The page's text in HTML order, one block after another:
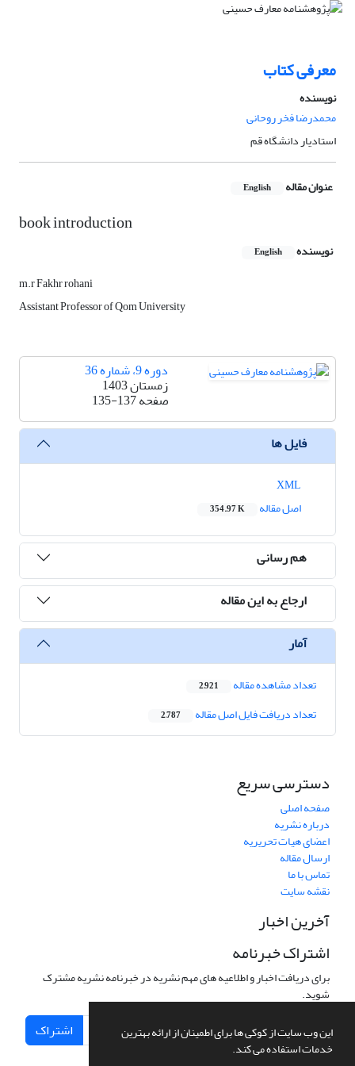
این وب سایت از کوکی ها برای اطمینان از ارائه بهترین
خدمات استفاده می کند.
معرفی کتاب
نویسنده
محمدرضا فخر روحانی
استادیار دانشگاه قم
عنوان مقاله English
book introduction
نویسنده English
m.r Fakhr rohani
Assistant Professor of Qom University
دوره 9، شماره 36
زمستان 1403
صفحه135-137
فایل ها
اصل مقاله
354.97 K
هم رسانی
ارجاع به این مقاله
آمار
تعداد مشاهده مقاله 2,921
تعداد دریافت فایل اصل مقاله 2,787
دسترسی سریع
صفحه اصلی
درباره نشریه
اعضای هیات تحریریه
ارسال مقاله
تماس با ما
نقشه سایت
آخرین اخبار
اشتراک خبرنامه
برای دریافت اخبار و اطلاعیه های مهم نشریه در خبرنامه نشریه مشترک
شوید.
اشتراک